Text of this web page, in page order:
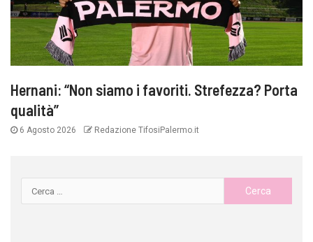
Hernani: “Non siamo i favoriti. Strefezza? Porta
qualità”
6 Agosto 2026 Redazione TifosiPalermo.it